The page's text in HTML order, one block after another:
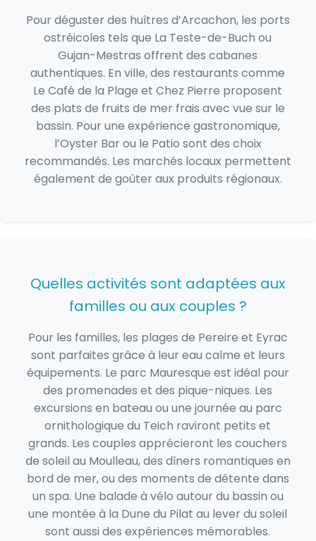
Pour déguster des huîtres d’Arcachon, les ports
ostréicoles tels que La Teste-de-Buch ou
Gujan-Mestras offrent des cabanes
authentiques. En ville, des restaurants comme
Le Café de la Plage et Chez Pierre proposent
des plats de fruits de mer frais avec vue sur le
bassin. Pour une expérience gastronomique,
l’Oyster Bar ou le Patio sont des choix
recommandés. Les marchés locaux permettent
également de goûter aux produits régionaux.
Quelles activités sont adaptées aux
familles ou aux couples ?
Pour les familles, les plages de Pereire et Eyrac
sont parfaites grâce à leur eau calme et leurs
équipements. Le parc Mauresque est idéal pour
des promenades et des pique-niques. Les
excursions en bateau ou une journée au parc
ornithologique du Teich raviront petits et
grands. Les couples apprécieront les couchers
de soleil au Moulleau, des dîners romantiques en
bord de mer, ou des moments de détente dans
un spa. Une balade à vélo autour du bassin ou
une montée à la Dune du Pilat au lever du soleil
sont aussi des expériences mémorables.